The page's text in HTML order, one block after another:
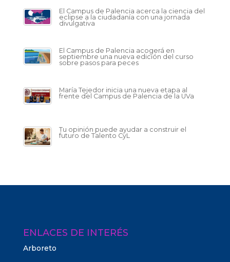
El Campus de Palencia acerca la ciencia del
eclipse a la ciudadanía con una jornada
divulgativa
El Campus de Palencia acogerá en
septiembre una nueva edición del curso
sobre pasos para peces
María Tejedor inicia una nueva etapa al
frente del Campus de Palencia de la UVa
Tu opinión puede ayudar a construir el
futuro de Talento CyL
ENLACES DE INTERÉS
Arboreto